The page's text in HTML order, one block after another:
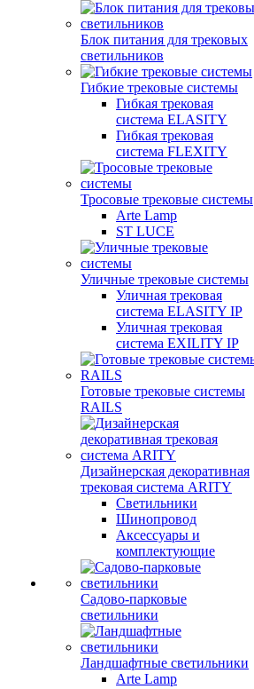
Блок питания для трековых
светильников
Гибкие трековые системы
Гибкая трековая
система ELASITY
Гибкая трековая
система FLEXITY
Тросовые трековые системы
Arte Lamp
ST LUCE
Уличные трековые системы
Уличная трековая
система ELASITY IP
Уличная трековая
система EXILITY IP
Готовые трековые системы
RAILS
Дизайнерская декоративная
трековая система ARITY
Светильники
Шинопровод
Аксессуары и
комплектующие
Садово-парковые
светильники
Ландшафтные светильники
Arte Lamp